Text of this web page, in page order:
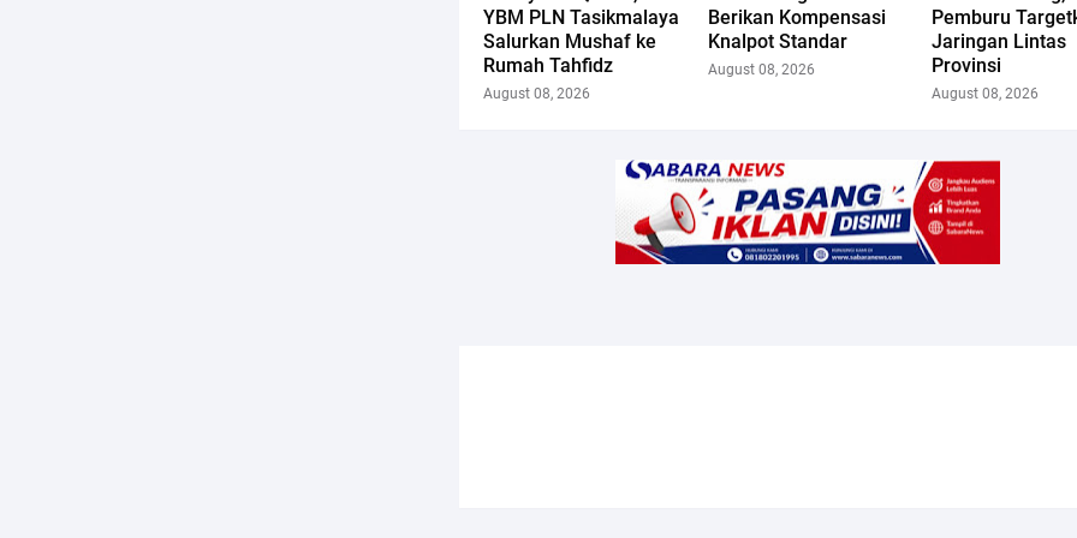
YBM PLN Tasikmalaya
Salurkan Mushaf ke
Rumah Tahfidz
August 08, 2026
Berikan Kompensasi
Knalpot Standar
August 08, 2026
Pemburu
Jaringan Lintas
Provinsi
August 08, 2026